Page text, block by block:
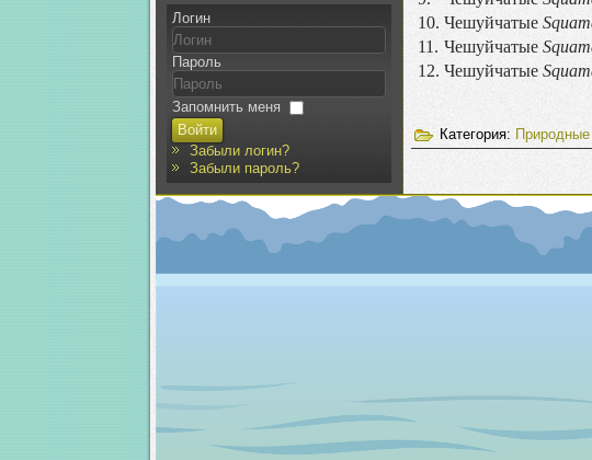
Логин
Пароль
Запомнить меня
Войти
Забыли логин?
Забыли пароль?
10. Чешуйчатые
11. Чешуйчатые
12. Чешуйчатые
Категория: